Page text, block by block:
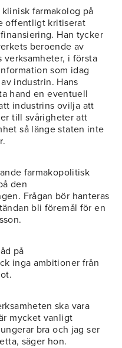
farmakolog på
offentligt kritiserat
Han tycker
beroende av
verksamheter, i första
som idag
industrin. Hans
hand en eventuell
industrins ovilja att
till svårigheter att
så länge staten inte
farmakopolitisk
den
Frågan bör hanteras
bli föremål för en
på
inga ambitioner från
ska vara
mycket vanligt
bra och jag ser
säger hon.